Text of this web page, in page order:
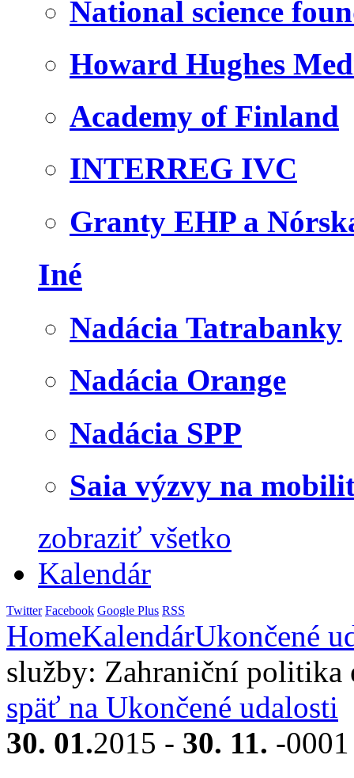
National science
Howard Hughes
Academy of Finland
INTERREG IVC
Granty EHP a
Iné
Nadácia Tatrabanky
Nadácia Orange
Nadácia SPP
Saia výzvy na
zobraziť všetko
Kalendár
Twitter Facebook Google Plus RSS
HomeKalendárUkončené
služby: Zahraniční politika
späť na Ukončené udalosti
30. 01.2015 - 30. 11. -